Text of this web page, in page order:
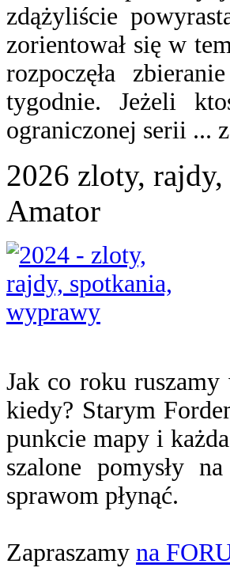
zdążyliście
zorientował się w
rozpoczęła
tygodnie. Jeżeli
ograniczonej serii ...
2026 zloty,
Amator
Jak co roku
kiedy? Starym
punkcie mapy i
szalone pomysły
sprawom płynąć.
Zapraszamy na